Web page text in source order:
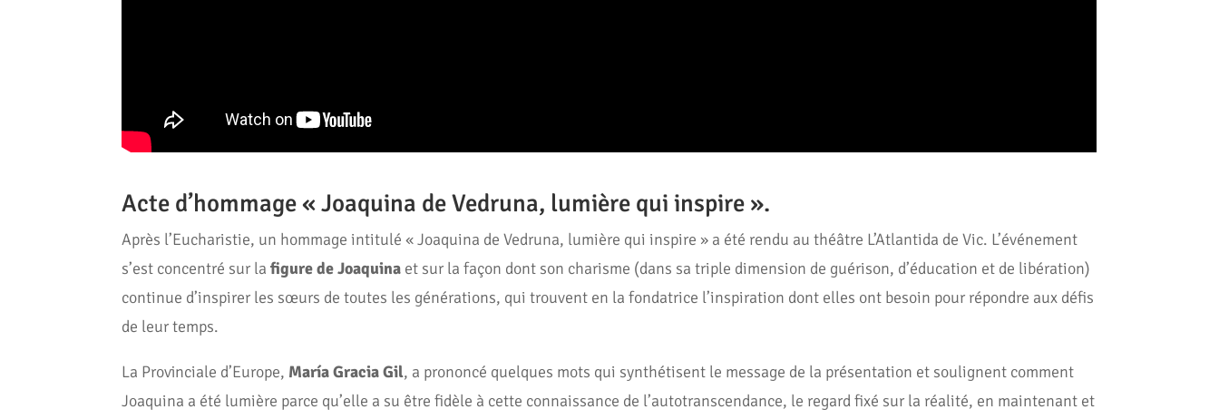
Acte d’hommage « Joaquina de Vedruna, lumière qui inspire ».
Après l’Eucharistie, un hommage intitulé « Joaquina de Vedruna, lumière qui inspire » a été rendu au théâtre L’Atlantida de Vic. L’événement
s’est concentré sur lafigure de Joaquina et sur la façon dont son charisme (dans sa triple dimension de guérison, d’éducation et de libération)
continue d’inspirer les sœurs de toutes les générations, qui trouvent en la fondatrice l’inspiration dont elles ont besoin pour répondre aux défis
de leur temps.
La Provinciale d’Europe, María Gracia Gil, a prononcé quelques mots qui synthétisent le message de la présentation et soulignent comment
Joaquina a été lumière parce qu’elle a su être fidèle à cette connaissance de l’autotranscendance, le regard fixé sur la réalité, en maintenant et